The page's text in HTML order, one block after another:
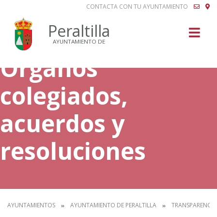
CONTACTA CON TU AYUNTAMIENTO
Peraltilla
AYUNTAMIENTO DE
Órganos
colegiados,
acuerdos y
resoluciones
AYUNTAMIENTOS AYUNTAMIENTO DE PERALTILLA TRANSPARENCIA